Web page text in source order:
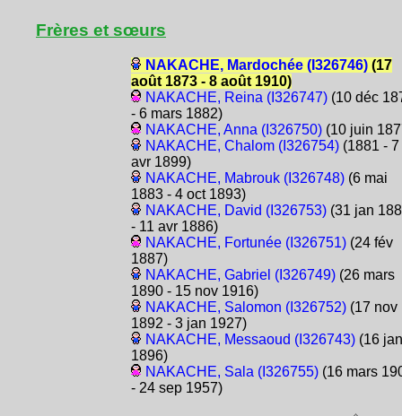
Frères et sœurs
NAKACHE, Mardochée (I326746)(17
août 1873 - 8 août 1910)
NAKACHE, Reina (I326747)(10 déc
- 6 mars 1882)
NAKACHE, Anna (I326750)(10 juin
NAKACHE, Chalom (I326754)(1881 - 7
avr 1899)
NAKACHE, Mabrouk (I326748)(6 mai
1883 - 4 oct 1893)
NAKACHE, David (I326753)(31 jan
- 11 avr 1886)
NAKACHE, Fortunée (I326751)(24 fév
1887)
NAKACHE, Gabriel (I326749)(26 mars
1890 - 15 nov 1916)
NAKACHE, Salomon (I326752)(17 nov
1892 - 3 jan 1927)
NAKACHE, Messaoud (I326743)(16 jan
1896)
NAKACHE, Sala (I326755)(16 mars
- 24 sep 1957)